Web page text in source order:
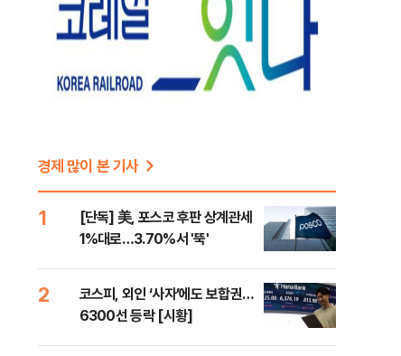
경제 많이 본 기사
1
[단독] 美, 포스코 후판 상계관세
1%대로…3.70%서 '뚝'
2
코스피, 외인 ‘사자’에도 보합권…
6300선 등락 [시황]